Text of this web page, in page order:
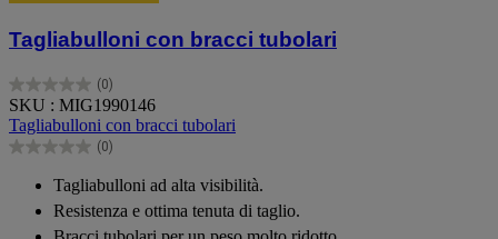
Tagliabulloni con bracci tubolari
(0)
0.0
su
5
stelle.
SKU : MIG1990146
Tagliabulloni con bracci tubolari
(0)
0.0
stelle.
Tagliabulloni ad alta visibilità.
Resistenza e ottima tenuta di taglio.